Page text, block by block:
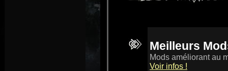
Meilleurs
Mods améliorant au
Voir infos !